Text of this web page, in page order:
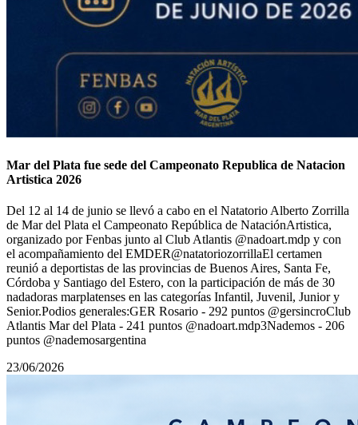
Mar del Plata fue sede del Campeonato Republica de Natacion
Artistica 2026
Del 12 al 14 de junio se llevó a cabo en el Natatorio Alberto Zorrilla
de Mar del Plata el Campeonato República de NataciónArtistica,
organizado por Fenbas junto al Club Atlantis @nadoart.mdp y con
el acompañamiento del EMDER@natatoriozorrillaEl certamen
reunió a deportistas de las provincias de Buenos Aires, Santa Fe,
Córdoba y Santiago del Estero, con la participación de más de 30
nadadoras marplatenses en las categorías Infantil, Juvenil, Junior y
Senior.Podios generales:GER Rosario - 292 puntos @gersincroClub
Atlantis Mar del Plata - 241 puntos @nadoart.mdp3Nademos - 206
puntos @nademosargentina
23/06/2026